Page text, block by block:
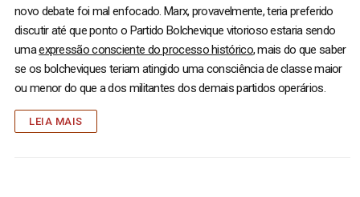
novo debate foi mal enfocado. Marx, provavelmente, teria preferido
discutir até que ponto o Partido Bolchevique vitorioso estaria sendo
umaexpressão consciente do processo histórico, mais do que saber
se os bolcheviques teriam atingido uma consciência de classe maior
ou menor do que a dos militantes dos demais partidos operários.
LEIA MAIS